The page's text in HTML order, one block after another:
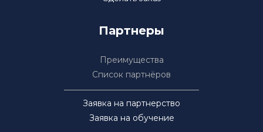
Партнеры
Преимущества
Список партнёров
Заявка на партнерство
Заявка на обучение